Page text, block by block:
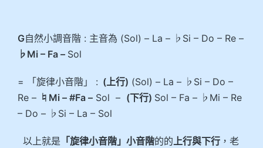
G自然小調音階 : 主音為 (Sol) – La – ♭Si – Do – Re –
♭Mi – Fa – Sol
= 「旋律小音階」 : (上行) (Sol) – La – ♭Si – Do –
Re – ♮Mi – #Fa – Sol – (下行) Sol – Fa – ♭Mi – Re
– Do – ♭Si – La – Sol
以上就是 「旋律小音階」小音階的的上行與下行 ，老